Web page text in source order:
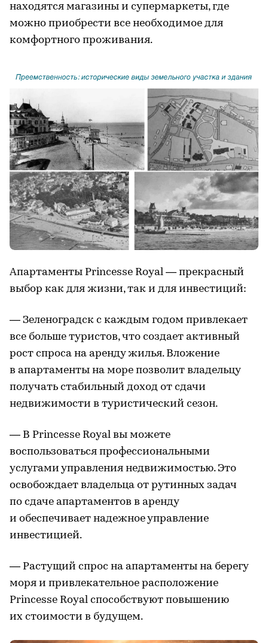
находятся магазины и супермаркеты, где
можно приобрести все необходимое для
комфортного проживания.
Апартаменты Princesse Royal — прекрасный
выбор как для жизни, так и для инвестиций:
— Зеленоградск с каждым годом привлекает
все больше туристов, что создает активный
рост спроса на аренду жилья. Вложение
в апартаменты на море позволит владельцу
получать стабильный доход от сдачи
недвижимости в туристический сезон.
— В Princesse Royal вы можете
воспользоваться профессиональными
услугами управления недвижимостью. Это
освобождает владельца от рутинных задач
по сдаче апартаментов в аренду
и обеспечивает надежное управление
инвестицией.
— Растущий спрос на апартаменты на берегу
моря и привлекательное расположение
Princesse Royal способствуют повышению
их стоимости в будущем.